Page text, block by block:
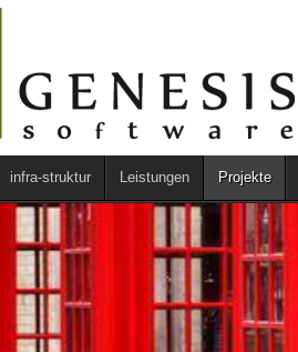
infra-struktur Leistungen Projekte